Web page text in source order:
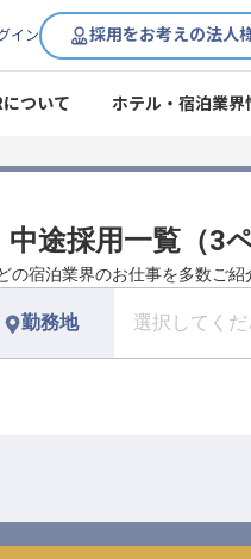
イン 採用をお考えの法人
について ホテル・宿泊業界
途採用一覧（3
の宿泊業界のお仕事を多数ご
勤務地 選択してく